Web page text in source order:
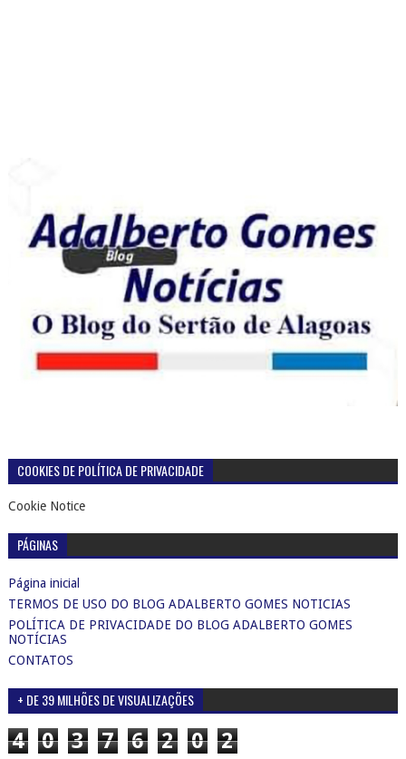
COOKIES DE POLÍTICA DE PRIVACIDADE
Cookie Notice
PÁGINAS
Página inicial
TERMOS DE USO DO BLOG ADALBERTO GOMES NOTICIAS
POLÍTICA DE PRIVACIDADE DO BLOG ADALBERTO GOMES
NOTÍCIAS
CONTATOS
+ DE 39 MILHÕES DE VISUALIZAÇÕES
4 0 3 7 6 2 0 2